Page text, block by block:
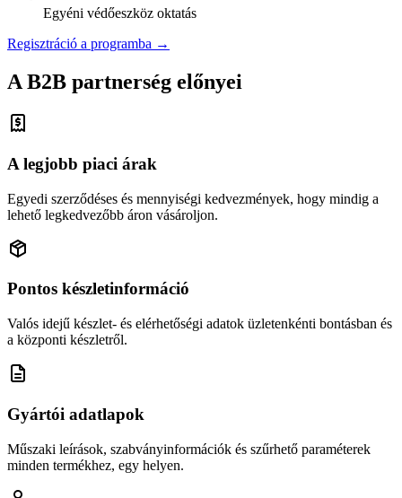
Egyéni védőeszköz oktatás
Regisztráció a programba →
A B2B partnerség előnyei
A legjobb piaci árak
Egyedi szerződéses és mennyiségi kedvezmények, hogy mindig a
lehető legkedvezőbb áron vásároljon.
Pontos készletinformáció
Valós idejű készlet- és elérhetőségi adatok üzletenkénti bontásban és
a központi készletről.
Gyártói adatlapok
Műszaki leírások, szabványinformációk és szűrhető paraméterek
minden termékhez, egy helyen.